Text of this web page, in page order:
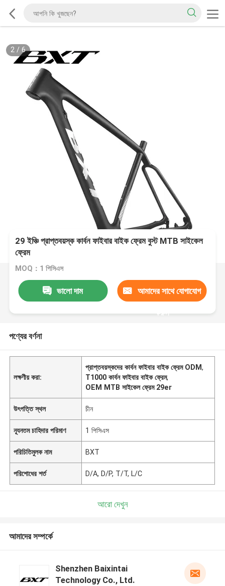
2/ 6
29 ইঞ্চি প্রাপ্তবয়স্ক কার্বন ফাইবার বাইক ফ্রেম বুস্ট MTB সাইকেল
ফ্রেম
MOQ：1 পিসিএস
ভালো দাম আমাদের সাথে যোগাযোগ
করুন
পণ্যের বর্ণনা
লক্ষণীয় করা:
প্রাপ্তবয়স্কদের কার্বন ফাইবার বাইক ফ্রেম ODM,
T1000 কার্বন ফাইবার বাইক ফ্রেম,
OEM MTB সাইকেল ফ্রেম 29er
উৎপত্তি স্থল চীন
ন্যূনতম চাহিদার পরিমাণ 1 পিসিএস
পরিচিতিমুলক নাম BXT
পরিশোধের শর্ত D/A, D/P, T/T, L/C
আরো দেখুন
আমাদের সম্পর্কে
Shenzhen Baixintai
Technology Co., Ltd.